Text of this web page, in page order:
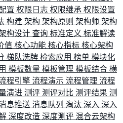
置 权限日志 权限继承 权限设置
构建 架构 架构原则 架构师 架构
构设计 查询 标准定义 标准解读
值 核心功能 核心指标 核心架构
梯队洗牌 检索应用 榜单 模块化
模板数量 模板管理 模板结合 横
程引擎 流程演示 流程管理 流程
演进 测评 测评对比 测评结果 测
息推送 消息队列 淘汰 深入 深入
深度改造 深度测评 混合云架构